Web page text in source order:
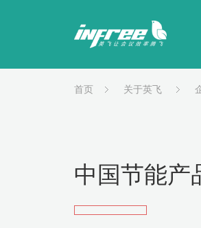
首页 关于英飞
中国节能产